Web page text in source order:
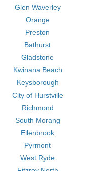
Glen Waverley
Orange
Preston
Bathurst
Gladstone
Kwinana Beach
Keysborough
City of Hurstville
Richmond
South Morang
Ellenbrook
Pyrmont
West Ryde